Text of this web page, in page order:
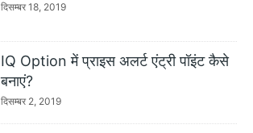
दिसम्बर 18, 2019
IQ Option में प्राइस अलर्ट एंट्री पॉइंट कैसे
बनाएं?
दिसम्बर 2, 2019